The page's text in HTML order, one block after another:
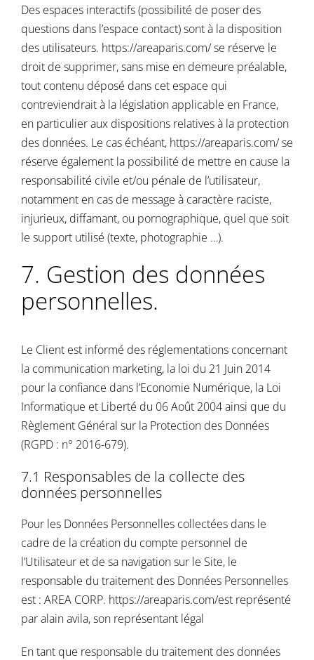
Des espaces interactifs (possibilité de poser des
questions dans l’espace contact) sont à la disposition
des utilisateurs. https://areaparis.com/se réserve le
droit de supprimer, sans mise en demeure préalable,
tout contenu déposé dans cet espace qui
contreviendrait à la législation applicable en France,
en particulier aux dispositions relatives à la protection
des données. Le cas échéant, https://areaparis.com/se
réserve également la possibilité de mettre en cause la
responsabilité civile et/ou pénale de l’utilisateur,
notamment en cas de message à caractère raciste,
injurieux, diffamant, ou pornographique, quel que soit
le support utilisé (texte, photographie …).
7. Gestion des données
personnelles.
Le Client est informé des réglementations concernant
la communication marketing, la loi du 21 Juin 2014
pour la confiance dans l’Economie Numérique, la Loi
Informatique et Liberté du 06 Août 2004 ainsi que du
Règlement Général sur la Protection des Données
(RGPD : n° 2016-679).
7.1 Responsables de la collecte des
données personnelles
Pour les Données Personnelles collectées dans le
cadre de la création du compte personnel de
l’Utilisateur et de sa navigation sur le Site, le
responsable du traitement des Données Personnelles
est : AREA CORP. https://areaparis.com/est représenté
par alain avila, son représentant légal
En tant que responsable du traitement des données